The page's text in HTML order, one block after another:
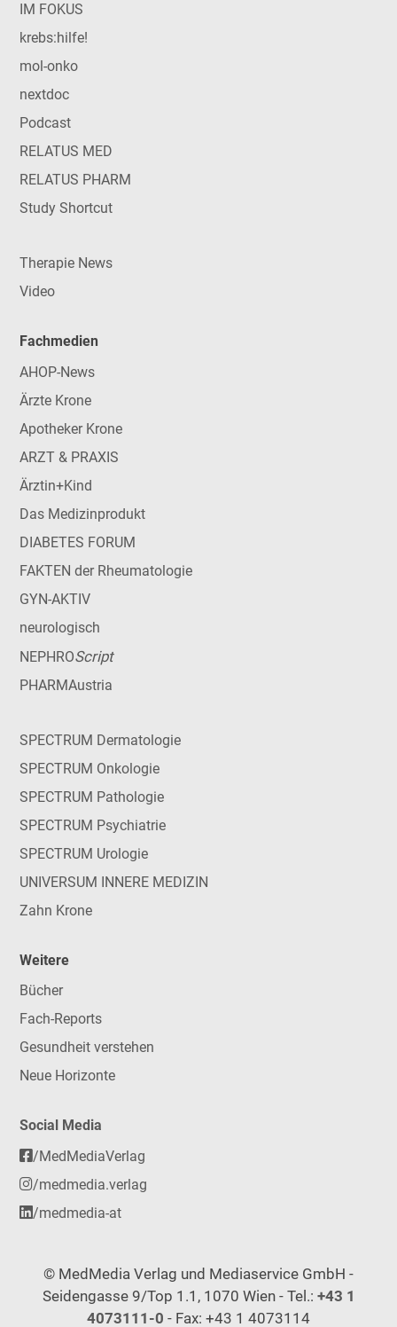
IM FOKUS
krebs:hilfe!
mol-onko
nextdoc
Podcast
RELATUS MED
RELATUS PHARM
Study Shortcut
Therapie News
Video
Fachmedien
AHOP-News
Ärzte Krone
Apotheker Krone
ARZT & PRAXIS
Ärztin+Kind
Das Medizinprodukt
DIABETES FORUM
FAKTEN der Rheumatologie
GYN-AKTIV
neurologisch
NEPHROScript
PHARMAustria
SPECTRUM Dermatologie
SPECTRUM Onkologie
SPECTRUM Pathologie
SPECTRUM Psychiatrie
SPECTRUM Urologie
UNIVERSUM INNERE MEDIZIN
Zahn Krone
Weitere
Bücher
Fach-Reports
Gesundheit verstehen
Neue Horizonte
Social Media
/MedMediaVerlag
/medmedia.verlag
/medmedia-at
© MedMedia Verlag und Mediaservice GmbH -
Seidengasse 9/Top 1.1, 1070 Wien - Tel.: +43 1
4073111-0 - Fax: +43 1 4073114